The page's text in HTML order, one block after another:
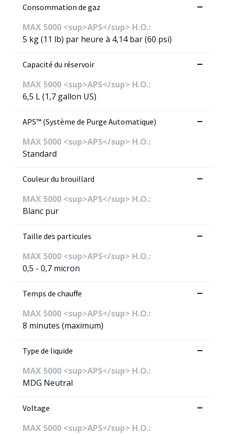
Consommation de gaz
MAX 5000 <sup>APS</sup> H.O.:
5 kg (11 lb) par heure à 4,14 bar (60 psi)
Capacité du réservoir
MAX 5000 <sup>APS</sup> H.O.:
6,5 L (1,7 gallon US)
APS™ (Système de Purge Automatique)
MAX 5000 <sup>APS</sup> H.O.:
Standard
Couleur du brouillard
MAX 5000 <sup>APS</sup> H.O.:
Blanc pur
Taille des particules
MAX 5000 <sup>APS</sup> H.O.:
0,5 - 0,7 micron
Temps de chauffe
MAX 5000 <sup>APS</sup> H.O.:
8 minutes (maximum)
Type de liquide
MAX 5000 <sup>APS</sup> H.O.:
MDG Neutral
Voltage
MAX 5000 <sup>APS</sup> H.O.: